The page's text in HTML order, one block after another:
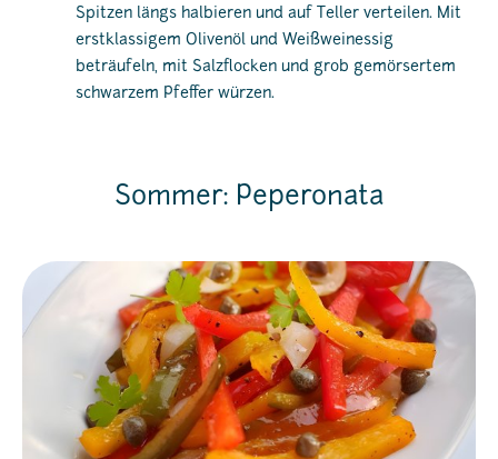
Spitzen längs halbieren und auf Teller verteilen. Mit
erstklassigem Olivenöl und Weißweinessig
beträufeln, mit Salzflocken und grob gemörsertem
schwarzem Pfeffer würzen.
Sommer: Peperonata